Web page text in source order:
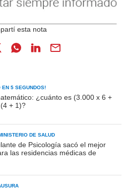
EN 5 SEGUNDOS!
¿cuánto es (3.000 x 6 +
+ 1)?
DE SALUD
de Psicología sacó el mejor
las residencias médicas de